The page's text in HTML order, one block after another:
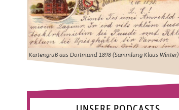
Kartengruß aus Dortmund 1898 (Sammlung Klaus Winter)